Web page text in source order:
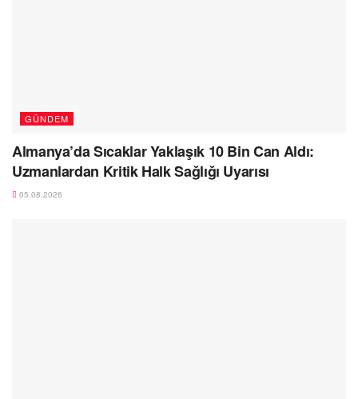
GÜNDEM
Almanya’da Sıcaklar Yaklaşık 10 Bin Can Aldı:
Uzmanlardan Kritik Halk Sağlığı Uyarısı
05.08.2026